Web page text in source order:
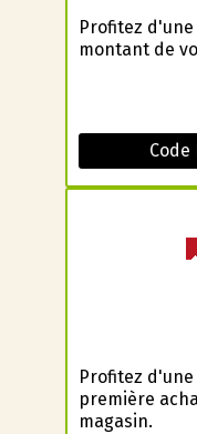
Profitez
montant de
Profitez
première
magasin.